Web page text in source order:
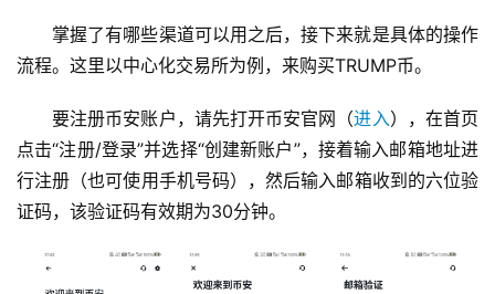
掌握了有哪些渠道可以用之后，接下来就是具体的操作
流程。这里以中心化交易所为例，来购买TRUMP币。
要注册币安账户，请先打开币安官网（进入），在首页
点击“注册/登录”并选择“创建新账户”，接着输入邮箱地址进
行注册（也可使用手机号码），然后输入邮箱收到的六位验
证码，该验证码有效期为30分钟。